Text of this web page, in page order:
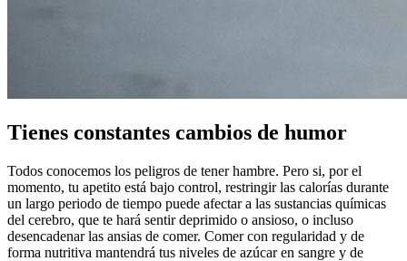
Tienes constantes cambios de humor
Todos conocemos los peligros de tener hambre. Pero si, por el
momento, tu apetito está bajo control, restringir las calorías durante
un largo periodo de tiempo puede afectar a las sustancias químicas
del cerebro, que te hará sentir deprimido o ansioso, o incluso
desencadenar las ansias de comer. Comer con regularidad y de
forma nutritiva mantendrá tus niveles de azúcar en sangre y de